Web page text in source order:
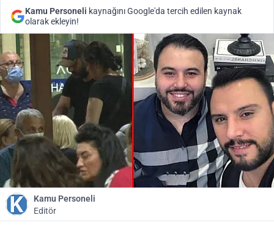
Kamu Personeli kaynağını Google'da tercih edilen kaynak
olarak ekleyin!
Kamu Personeli
Editör